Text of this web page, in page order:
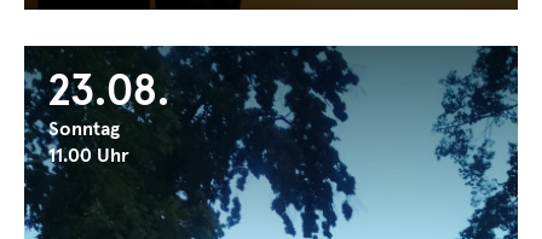
23.08.
Sonntag
11.00 Uhr